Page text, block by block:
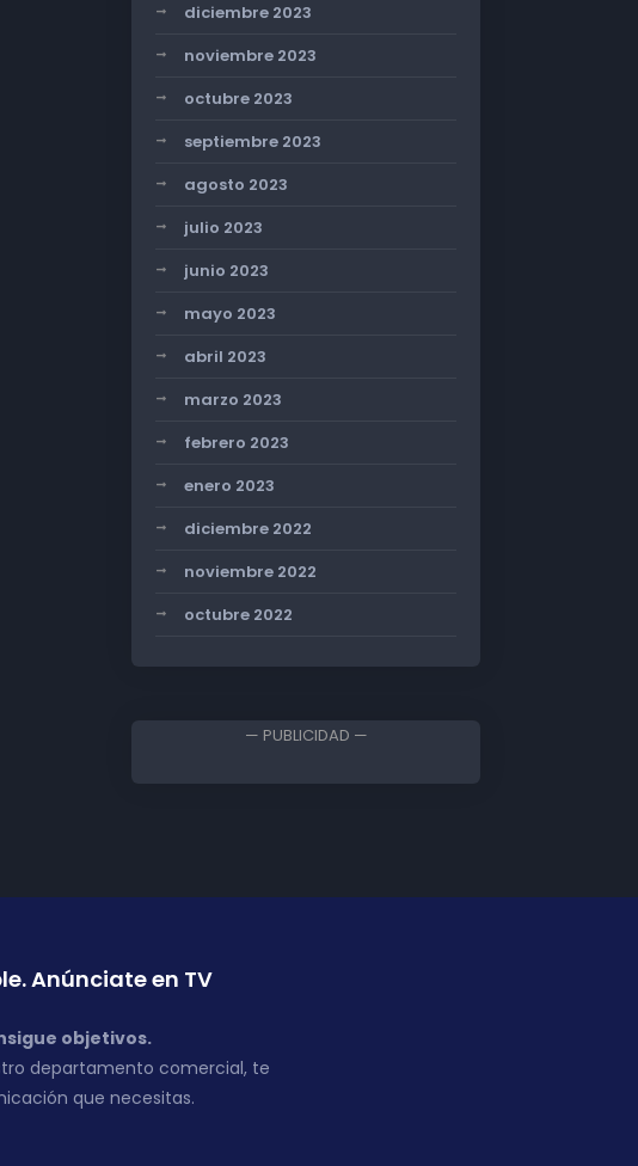
diciembre 2023
noviembre 2023
octubre 2023
septiembre 2023
agosto 2023
julio 2023
junio 2023
mayo 2023
abril 2023
marzo 2023
febrero 2023
enero 2023
diciembre 2022
noviembre 2022
octubre 2022
— PUBLICIDAD —
Anúnciate en TV
objetivos.
departamento comercial, te
que necesitas.